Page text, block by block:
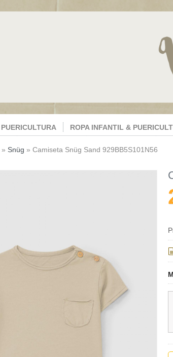
PUERICULTURA ROPA INFANTIL &
» Snüg » Camiseta Snüg ​Sand 929BB5S101N56